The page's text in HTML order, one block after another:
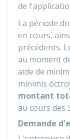
de
La période
en cours,
précédents.
au moment
aide de
minimis
montant
au cours des
Demande